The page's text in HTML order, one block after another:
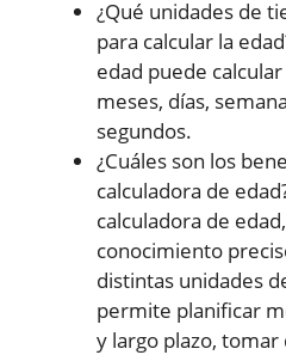
¿Qué unidades de
para calcular la
edad puede
meses, días,
segundos.
¿Cuáles son los
calculadora de
calculadora de
conocimiento
distintas unidades
permite planificar
y largo plazo, tomar